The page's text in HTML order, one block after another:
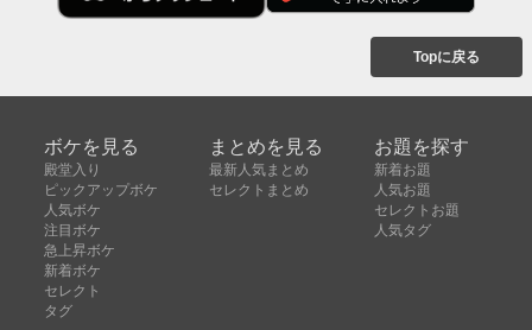
Topに戻る
ボケを見る
殿堂入り
ピックアップボケ
人気ボケ
注目ボケ
急上昇ボケ
新着ボケ
セレクト
タグ
まとめを見る
最新人気まとめ
セレクトまとめ
お題を探す
新着お題
人気お題
セレクトお題
人気タグ